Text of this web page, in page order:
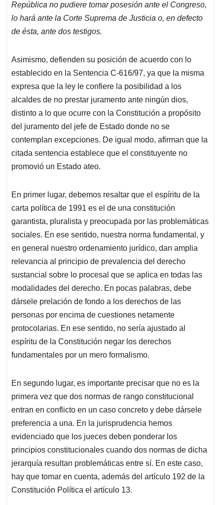
República no pudiere tomar posesión ante el Congreso,
lo hará ante la Corte Suprema de Justicia o, en defecto
de ésta, ante dos testigos.
Asimismo, defienden su posición de acuerdo con lo
establecido en la Sentencia C-616/97, ya que la misma
expresa que la ley le confiere la posibilidad a los
alcaldes de no prestar juramento ante ningún dios,
distinto a lo que ocurre con la Constitución a propósito
del juramento del jefe de Estado donde no se
contemplan excepciones. De igual modo, afirman que la
citada sentencia establece que el constituyente no
promovió un Estado ateo.
En primer lugar, debemos resaltar que el espíritu de la
carta política de 1991 es el de una constitución
garantista, pluralista y preocupada por las problemáticas
sociales. En ese sentido, nuestra norma fundamental, y
en general nuestro ordenamiento jurídico, dan amplia
relevancia al principio de prevalencia del derecho
sustancial sobre lo procesal que se aplica en todas las
modalidades del derecho. En pocas palabras, debe
dársele prelación de fondo a los derechos de las
personas por encima de cuestiones netamente
protocolarias. En ese sentido, no sería ajustado al
espíritu de la Constitución negar los derechos
fundamentales por un mero formalismo.
En segundo lugar, es importante precisar que no es la
primera vez que dos normas de rango constitucional
entran en conflicto en un caso concreto y debe dársele
preferencia a una. En la jurisprudencia hemos
evidenciado que los jueces deben ponderar los
principios constitucionales cuando dos normas de dicha
jerarquía resultan problemáticas entre sí. En este caso,
hay que tomar en cuenta, además del artículo 192 de la
Constitución Política el artículo 13.